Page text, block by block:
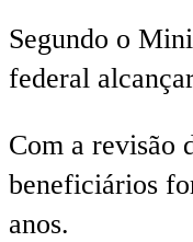
Segundo o
federal
Com a revisão
beneficiários
anos.